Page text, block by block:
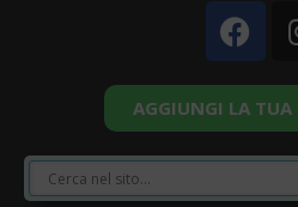
AGGIUNGI LA TUA